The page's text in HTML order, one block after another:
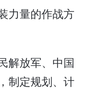
力量的作战方
解放军、中国
制定规划、计